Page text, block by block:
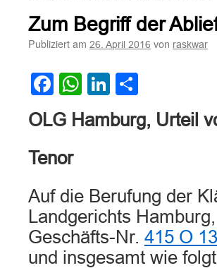
Zum Begriff der
Publiziert am 26. April 2016 von raskwar
Facebook
WhatsApp
LinkedIn
OLG Hamburg, Urteil
Tenor
Auf die Berufung der
Landgerichts
Geschäfts-Nr. 415 O
und insgesamt wie